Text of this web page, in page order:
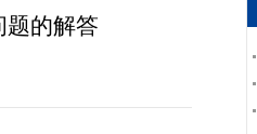
题的解答